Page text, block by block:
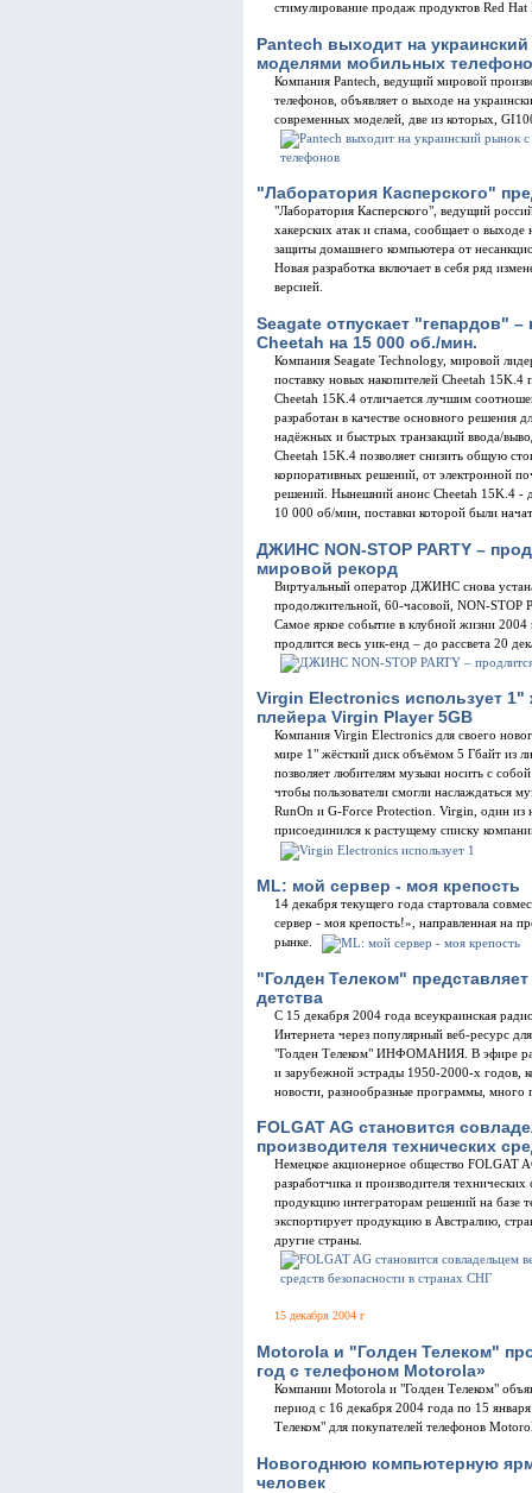
стимулирование продаж продуктов Red
Pantech выходит на
моделями мобильных
Компания Pantech, ведущий мировой
телефонов, объявляет о выходе на
современных моделей, две из которых,
"Лаборатория Касперского"
"Лаборатория Касперского", ведущий
хакерских атак и спама, сообщает о
защиты домашнего компьютера от
Новая разработка включает в себя ряд
версией.
Seagate отпускает "гепардов"
Cheetah на 15 000 об./мин.
Компания Seagate Technology, мировой
поставку новых накопителей Cheetah
Cheetah 15K.4 отличается лучшим
разработан в качестве основного решения
надёжных и быстрых транзакций ввода/
Cheetah 15K.4 позволяет снизить общую
корпоративных решений, от электронной
решений. Нынешний анонс Cheetah 15K.4 -
10 000 об/мин, поставки которой были
ДЖИНС NON-STOP PARTY –
мировой рекорд
Виртуальный оператор ДЖИНС снова
продолжительной, 60-часовой, NON-STOP
Самое яркое событие в клубной жизни 2004
продлится весь уик-енд – до рассвета 20
Virgin Electronics использует 1"
плейера Virgin Player 5GB
Компания Virgin Electronics для своего
мире 1" жёсткий диск объёмом 5 Гбайт из
позволяет любителям музыки носить с
чтобы пользователи смогли наслаждаться
RunOn и G-Force Protection. Virgin, один из
присоединился к растущему списку
ML: мой сервер - моя крепость
14 декабря текущего года стартовала
сервер - моя крепость!», направленная на
рынке.
"Голден Телеком"
детства
С 15 декабря 2004 года всеукраинская
Интернета через популярный веб-ресурс
"Голден Телеком" ИНФОМАНИЯ. В эфире
и зарубежной эстрады 1950-2000-х годов,
новости, разнообразные программы, много
FOLGAT AG становится
производителя технических
Немецкое акционерное общество FOLGAT
разработчика и производителя
продукцию интеграторам решений на базе
экспортирует продукцию в Австралию,
другие страны.
15 декабря 2004 г
Motorola и "Голден Телеком"
год с телефоном Motorola»
Компании Motorola и "Голден Телеком"
период с 16 декабря 2004 года по 15
Телеком" для покупателей телефонов
Новогоднюю компьютерную
человек